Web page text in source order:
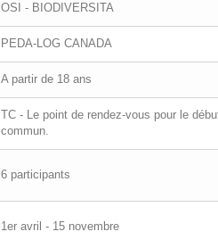
OSI - BIODIVERSITA
PEDA-LOG CANADA
A partir de 18 ans
TC - Le point de rendez-vous pour le
commun.
6 participants
1er avril - 15 novembre